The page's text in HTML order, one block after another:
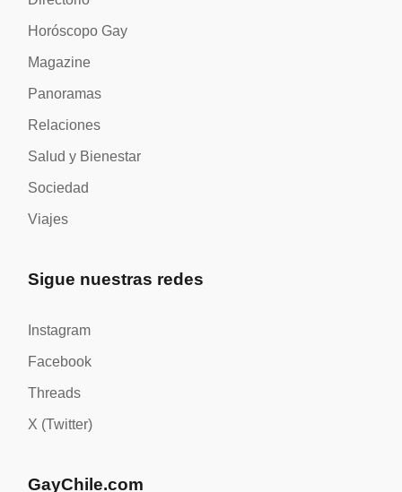
Horóscopo Gay
Magazine
Panoramas
Relaciones
Salud y Bienestar
Sociedad
Viajes
Sigue nuestras redes
Instagram
Facebook
Threads
X (Twitter)
GayChile.com